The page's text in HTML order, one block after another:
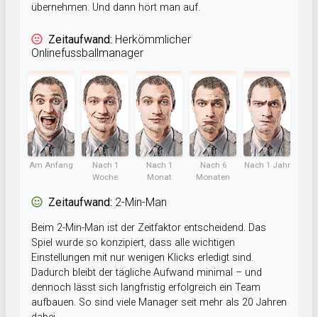
übernehmen. Und dann hört man auf.
Zeitaufwand: Herkömmlicher
Onlinefussballmanager
Am Anfang
Nach 1
Woche
Nach 1
Monat
Nach 6
Monaten
Nach 1 Jahr
Zeitaufwand: 2-Min-Man
Beim 2-Min-Man ist der Zeitfaktor entscheidend. Das
Spiel wurde so konzipiert, dass alle wichtigen
Einstellungen mit nur wenigen Klicks erledigt sind.
Dadurch bleibt der tägliche Aufwand minimal – und
dennoch lässt sich langfristig erfolgreich ein Team
aufbauen. So sind viele Manager seit mehr als 20 Jahren